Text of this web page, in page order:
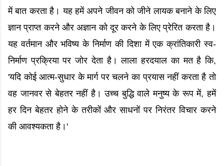
में बात करता है। यह हमें अपने जीवन को जीने लायक बनाने के लिए
ज्ञान प्राप्त करने और अज्ञान को दूर करने के लिए प्रेरित करता है।
यह वर्तमान और भविष्य के निर्माण की दिशा में एक क्रांतिकारी स्व-
निर्माण प्रक्रिया पर जोर देता है। लाला हरदयाल का मत है कि,
'यदि कोई आत्म-सुधार के मार्ग पर चलने का प्रयास नहीं करता है तो
वह जानवर से बेहतर नहीं है। उच्च बुद्धि वाले मनुष्य के रूप में, हमें
हर दिन बेहतर होने के तरीकों और साधनों पर निरंतर विचार करने
की आवश्यकता है।'